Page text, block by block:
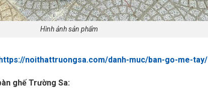
Hình ảnh sản phẩm
noithattruongsa.com/danh-muc/ban-go-me-tay/
ghế Trường Sa: